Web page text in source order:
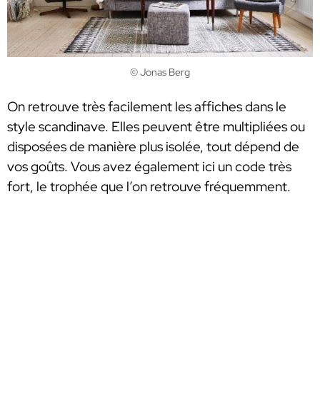
© Jonas Berg
On retrouve très facilement les affiches dans le
style scandinave. Elles peuvent être multipliées ou
disposées de manière plus isolée, tout dépend de
vos goûts. Vous avez également ici un code très
fort, le trophée que l’on retrouve fréquemment.